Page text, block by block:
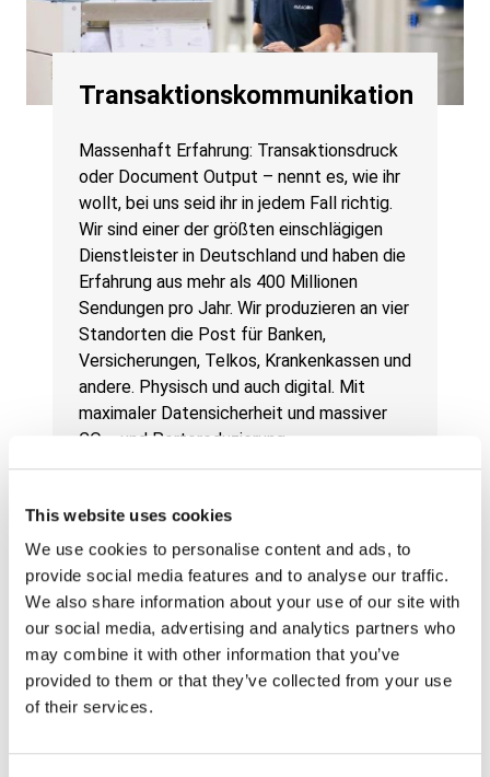
This website uses cookies
We use cookies to personalise content and ads, to
provide social media features and to analyse our traffic.
We also share information about your use of our site with
our social media, advertising and analytics partners who
may combine it with other information that you’ve
provided to them or that they’ve collected from your use
of their services.
Transaktionskommunikation
Massenhaft Erfahrung: Transaktionsdruck
oder Document Output – nennt es, wie ihr
wollt, bei uns seid ihr in jedem Fall richtig.
Wir sind einer der größten einschlägigen
Dienstleister in Deutschland und haben die
Erfahrung aus mehr als 400 Millionen
Sendungen pro Jahr. Wir produzieren an vier
Standorten die Post für Banken,
Versicherungen, Telkos, Krankenkassen und
andere. Physisch und auch digital. Mit
maximaler Datensicherheit und massiver
CO₂- und Portoreduzierung.
smartPrint
Tagespost kostet Zeit. smartPrint spart